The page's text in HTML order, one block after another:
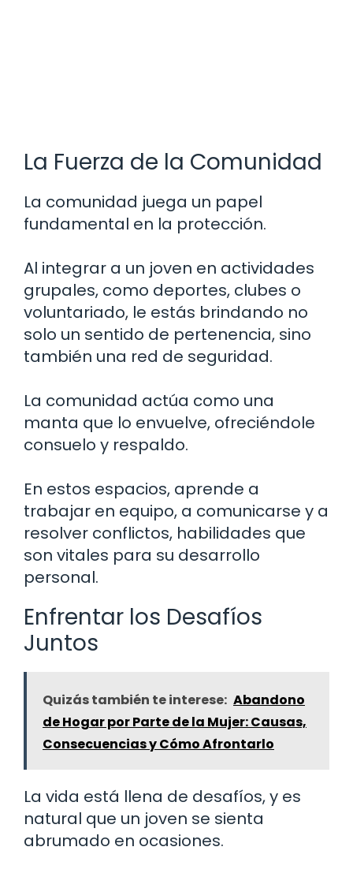
La Fuerza de la Comunidad
La comunidad juega un papel
fundamental en la protección.
Al integrar a un joven en actividades
grupales, como deportes, clubes o
voluntariado, le estás brindando no
solo un sentido de pertenencia, sino
también una red de seguridad.
La comunidad actúa como una
manta que lo envuelve, ofreciéndole
consuelo y respaldo.
En estos espacios, aprende a
trabajar en equipo, a comunicarse y a
resolver conflictos, habilidades que
son vitales para su desarrollo
personal.
Enfrentar los Desafíos
Juntos
Quizás también te interese: Abandono
de Hogar por Parte de la Mujer: Causas,
Consecuencias y Cómo Afrontarlo
La vida está llena de desafíos, y es
natural que un joven se sienta
abrumado en ocasiones.